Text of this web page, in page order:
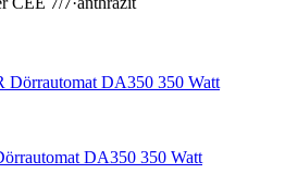
DA350 350 Watt